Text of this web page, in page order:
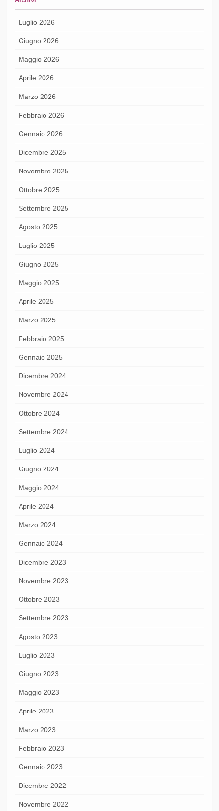
Luglio 2026
Giugno 2026
Maggio 2026
Aprile 2026
Marzo 2026
Febbraio 2026
Gennaio 2026
Dicembre 2025
Novembre 2025
Ottobre 2025
Settembre 2025
Agosto 2025
Luglio 2025
Giugno 2025
Maggio 2025
Aprile 2025
Marzo 2025
Febbraio 2025
Gennaio 2025
Dicembre 2024
Novembre 2024
Ottobre 2024
Settembre 2024
Luglio 2024
Giugno 2024
Maggio 2024
Aprile 2024
Marzo 2024
Gennaio 2024
Dicembre 2023
Novembre 2023
Ottobre 2023
Settembre 2023
Agosto 2023
Luglio 2023
Giugno 2023
Maggio 2023
Aprile 2023
Marzo 2023
Febbraio 2023
Gennaio 2023
Dicembre 2022
Novembre 2022